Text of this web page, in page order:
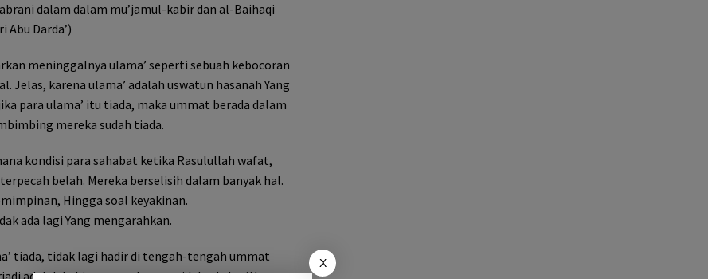
dalam dalam mu’jamul-kabir dan al-Baihaqi
Abu Darda’)
meninggalnya ulama’ seperti sebuah kebocoran
Jelas, karena ulama’ adalah uswatun hasanah Yang
para ulama’ itu tiada, maka ummat berada dalam
mereka sudah tiada.
kondisi para sahabat ketika Rasulullah wafat,
belah. Mereka berselisih dalam banyak hal.
Hingga soal keyakinan.
ada lagi Yang mengarahkan.
tiada, tidak lagi hadir di tengah-tengah ummat
X